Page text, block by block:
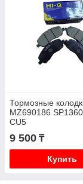
Тормозные
MZ690186
CU5
9 500 ₸
Купить